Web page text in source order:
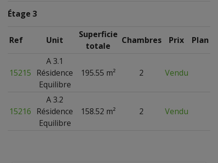
Étage 3
Ref Unit
Superficie
totale
Chambres Prix Plan
15215
A 3.1
Résidence
Equilibre
195.55 m² 2 Vendu
15216
A 3.2
Résidence
Equilibre
158.52 m² 2 Vendu